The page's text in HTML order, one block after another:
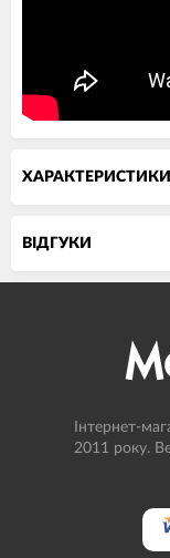
ХАРАКТЕРИСТИКИ
ВIДГУКИ
Інтернет-
2011 року.